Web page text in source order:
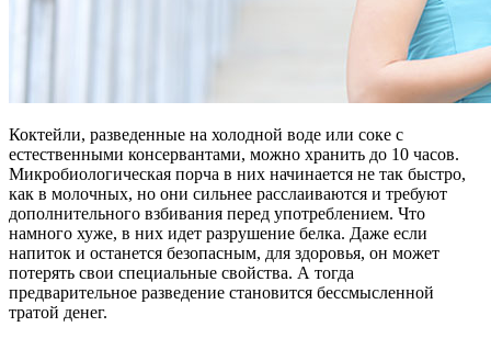
Коктейли, разведенные на холодной воде или соке с
естественными консервантами, можно хранить до 10 часов.
Микробиологическая порча в них начинается не так быстро,
как в молочных, но они сильнее расслаиваются и требуют
дополнительного взбивания перед употреблением. Что
намного хуже, в них идет разрушение белка. Даже если
напиток и останется безопасным, для здоровья, он может
потерять свои специальные свойства. А тогда
предварительное разведение становится бессмысленной
тратой денег.